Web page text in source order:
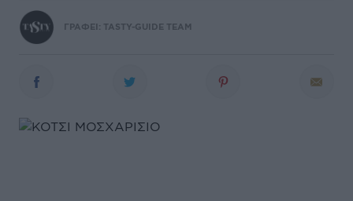
ΓΡΑΦΕΙ: TASTY-GUIDE TEAM